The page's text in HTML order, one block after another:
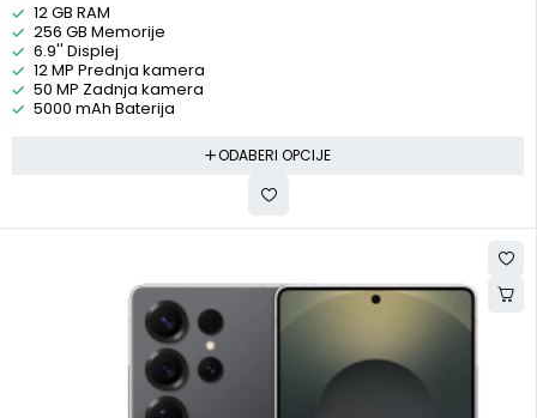
12 GB RAM
256 GB Memorije
6.9'' Displej
12 MP Prednja kamera
50 MP Zadnja kamera
5000 mAh Baterija
ODABERI OPCIJE